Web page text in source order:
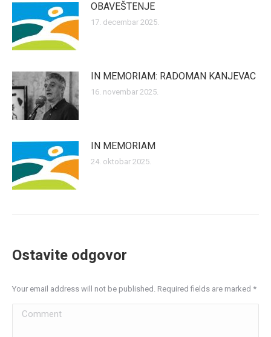
OBAVEŠTENJE
17. decembar 2025.
IN MEMORIAM: RADOMAN KANJEVAC
16. novembar 2025.
IN MEMORIAM
24. oktobar 2025.
Ostavite odgovor
Your email address will not be published. Required fields are marked *
Comment